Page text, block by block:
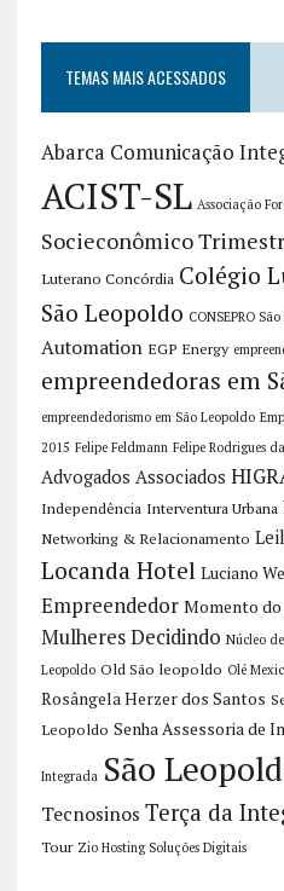
TEMAS MAIS ACESSADOS
Abarca Comunicação
ACIST-SL Associação
Socieconômico
Luterano Concórdia Colégio
São Leopoldo CONSEPRO
Automation EGP Energy
empreendedoras em
empreendedorismo em São Leopoldo
2015 Felipe Feldmann Felipe Rodrigues
Advogados Associados
Independência Interventura Urbana
Networking & Relacionamento
Locanda Hotel Luciano
Empreendedor Momento do
Mulheres Decidindo Núcleo
Leopoldo Old São leopoldo Olé
Rosângela Herzer dos Santos
Leopoldo Senha Assessoria de
Integrada São
Tecnosinos Terça da
Tour Zio Hosting Soluções Digitais